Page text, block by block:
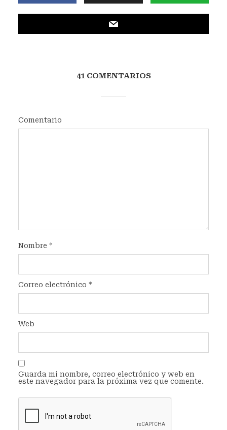
41 COMENTARIOS
Comentario
Nombre *
Correo electrónico *
Web
Guarda mi nombre, correo electrónico y web en
este navegador para la próxima vez que comente.